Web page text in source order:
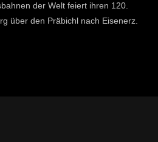
der Welt feiert ihren 120.
über den Präbichl nach Eisenerz.